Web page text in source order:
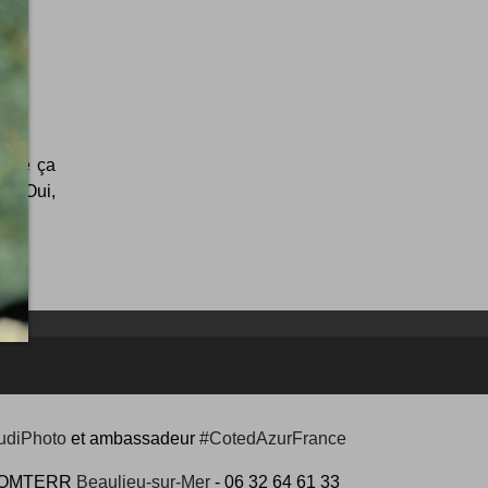
ça
Oui,
et ambassadeur #CotedAzurFrance
Beaulieu-sur-Mer- 06 32 64 61 33